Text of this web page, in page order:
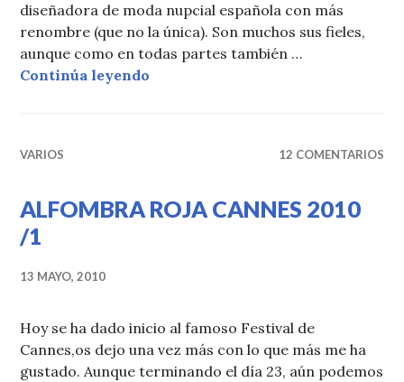
diseñadora de moda nupcial española con más
renombre (que no la única). Son muchos sus fieles,
aunque como en todas partes también …
Continúa leyendo
VARIOS 12 COMENTARIOS
ALFOMBRA ROJA CANNES 2010
/1
13 MAYO, 2010
Hoy se ha dado inicio al famoso Festival de
Cannes,os dejo una vez más con lo que más me ha
gustado. Aunque terminando el día 23, aún podemos